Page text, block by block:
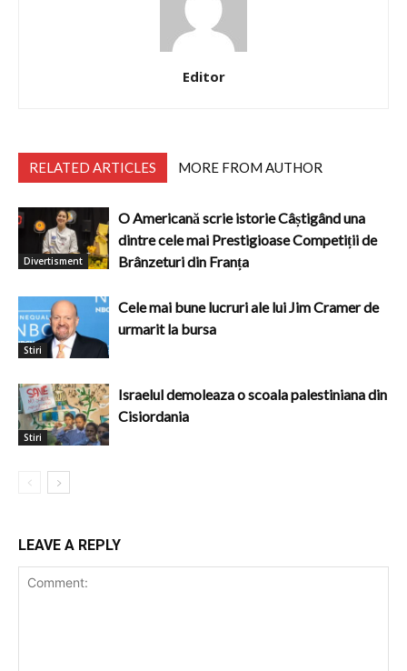
Editor
RELATED ARTICLES MORE FROM AUTHOR
Divertisment
O Americană scrie istorie Câștigând una
dintre cele mai Prestigioase Competiții de
Brânzeturi din Franța
Stiri
Cele mai bune lucruri ale lui Jim Cramer de
urmarit la bursa
Stiri
Israelul demoleaza o scoala palestiniana din
Cisiordania
LEAVE A REPLY